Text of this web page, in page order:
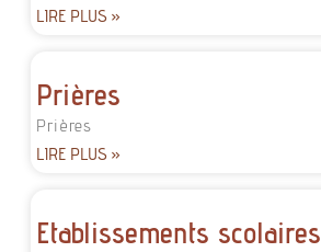
LIRE PLUS »
Prières
Prières
LIRE PLUS »
Etablissements scolaires